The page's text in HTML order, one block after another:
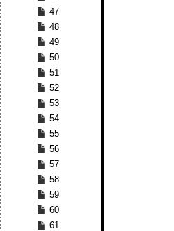
47
48
49
50
51
52
53
54
55
56
57
58
59
60
61